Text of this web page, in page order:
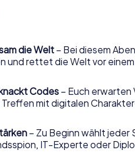
die Welt – Bei diesem
und rettet die Welt vor
Codes – Euch erwarten
mit digitalen
– Zu Beginn wählt jeder
IT-Experte oder